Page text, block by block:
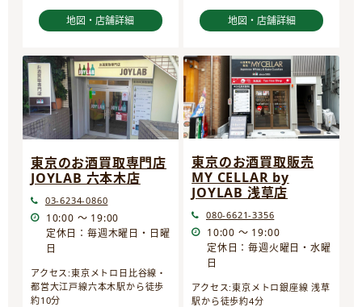
地図・店舗詳細 地図・店舗詳細
東京のお酒買取専門店
JOYLAB 六本木店
03-6234-0860
10:00 ～ 19:00
定休日：毎週木曜日・日曜
日
アクセス:東京メトロ日比谷線・
都営大江戸線六本木駅から徒歩
約10分
東京のお酒買取販売
MY CELLAR by
JOYLAB 浅草店
080-6621-3356
10:00 ～ 19:00
定休日：毎週火曜日・水曜
日
アクセス:東京メトロ銀座線 浅草
駅から徒歩約4分